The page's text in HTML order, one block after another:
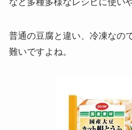
など多種多様なレシピに使い
普通の豆腐と違い、冷凍なの
難いですよね。